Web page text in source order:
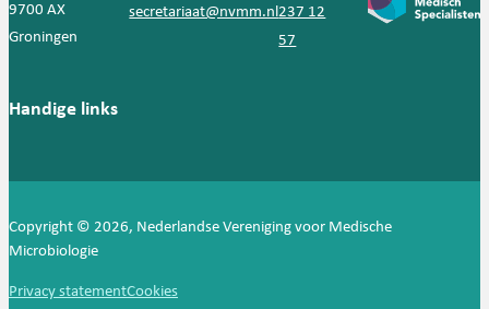
9700 AX
Groningen
secretariaat@nvmm.nl237 12
57
Handige links
Copyright © 2026, Nederlandse Vereniging voor Medische
Microbiologie
Privacy statementCookies